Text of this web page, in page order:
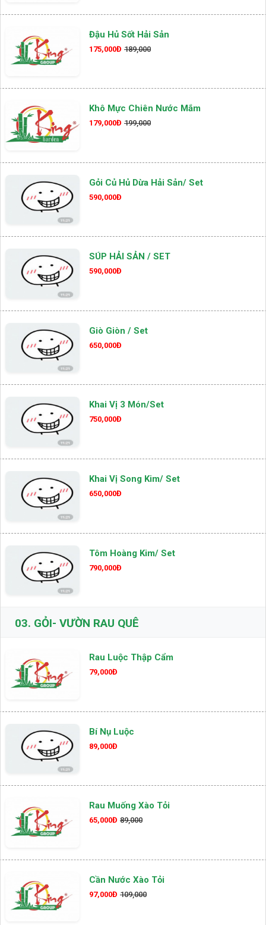
Đậu Hủ Sốt Hải Sản
175,000Đ 189,000
Khô Mực Chiên Nước Mắm
179,000Đ 199,000
Gỏi Củ Hủ Dừa Hải Sản/ Set
590,000Đ
SÚP HẢI SẢN / SET
590,000Đ
Giò Giòn / Set
650,000Đ
Khai Vị 3 Món/set
750,000Đ
Khai Vị Song Kim/ Set
650,000Đ
Tôm Hoàng Kim/ Set
790,000Đ
03. GỎI- VƯỜN RAU QUÊ
Rau Luộc Thập Cẩm
79,000Đ
Bí Nụ Luộc
89,000Đ
Rau Muống Xào Tỏi
65,000Đ 89,000
Cần Nước Xào Tỏi
97,000Đ 109,000